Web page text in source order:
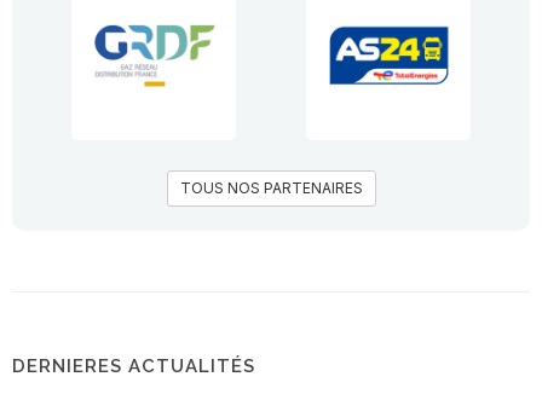
TOUS NOS PARTENAIRES
DERNIERES ACTUALITÉS